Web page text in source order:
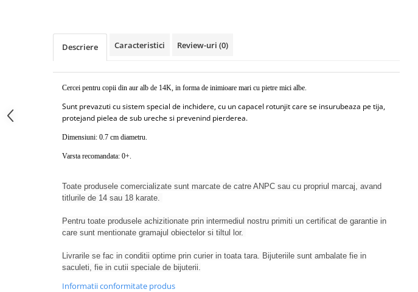
Descriere Caracteristici Review-uri (0)
Cercei pentru copii din aur alb de 14K, in forma de inimioare mari cu pietre mici albe.
Sunt prevazuti cu sistem special de inchidere, cu un capacel rotunjit care se insurubeaza pe tija,
protejand pielea de sub ureche si prevenind pierderea.
Dimensiuni: 0.7 cm diametru.
Varsta recomandata: 0+.
Toate produsele comercializate sunt marcate de catre ANPC sau cu propriul marcaj, avand
titlurile de 14 sau 18 karate.
Pentru toate produsele achizitionate prin intermediul nostru primiti un certificat de garantie in
care sunt mentionate gramajul obiectelor si tiltul lor.
Livrarile se fac in conditii optime prin curier in toata tara. Bijuteriile sunt ambalate fie in
saculeti, fie in cutii speciale de bijuterii.
Informatii conformitate produs